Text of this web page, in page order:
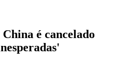
é cancelado